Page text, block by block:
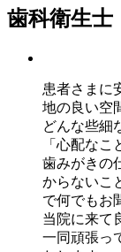
歯科衛生士
患者さまに
地の良い空
どんな些細
「心配なこ
歯みがきの
からないこ
で何でもお
当院に来て
一同頑張っ